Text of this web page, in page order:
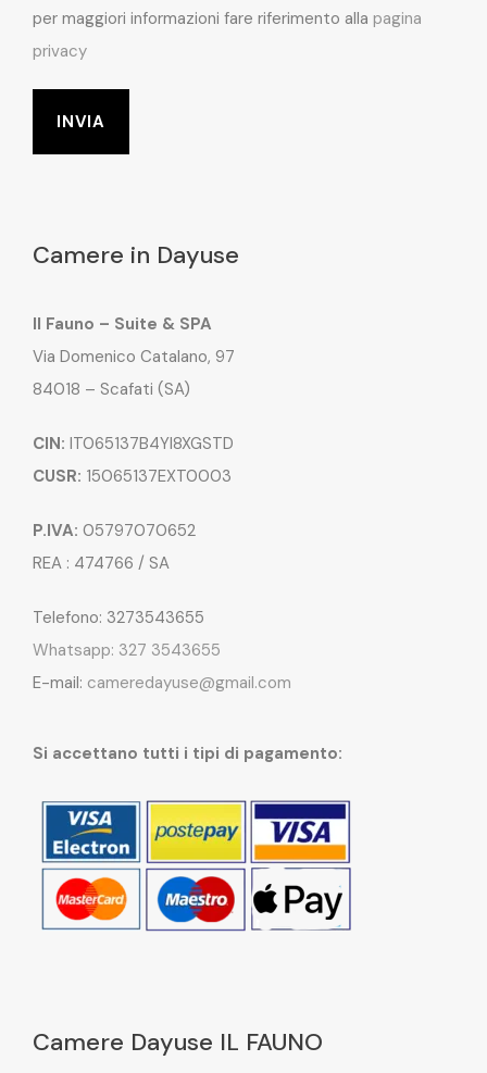
per maggiori informazioni fare riferimento alla pagina
privacy
Camere in Dayuse
Il Fauno – Suite & SPA
Via Domenico Catalano, 97
84018 – Scafati (SA)
CIN: IT065137B4YI8XGSTD
CUSR: 15065137EXT0003
P.IVA: 05797070652
REA : 474766 / SA
Telefono: 3273543655
Whatsapp: 327 3543655
E-mail: cameredayuse@gmail.com
Si accettano tutti i tipi di pagamento:
Camere Dayuse IL FAUNO